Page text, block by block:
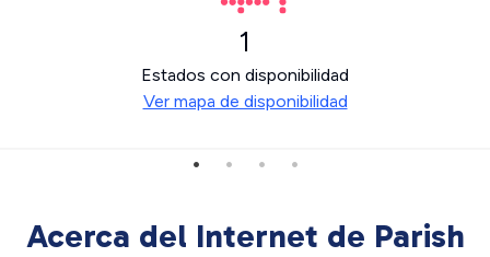
1
Estados con disponibilidad
Ver mapa de disponibilidad
Acerca del Internet de Parish